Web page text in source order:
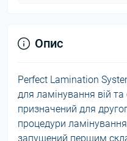
Опис
Perfect Lamination
для ламінування вій
призначений для
процедури
запущений першим